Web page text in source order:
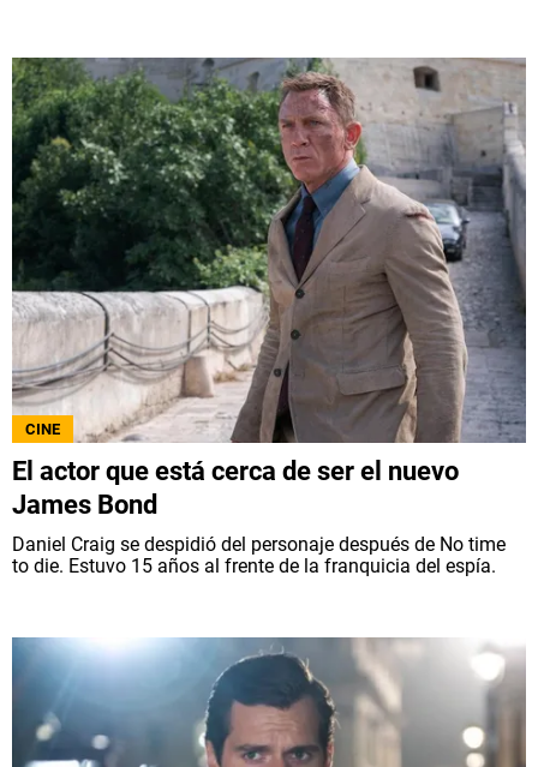
CINE
El actor que está cerca de ser el nuevo
James Bond
Daniel Craig se despidió del personaje después de No time
to die. Estuvo 15 años al frente de la franquicia del espía.